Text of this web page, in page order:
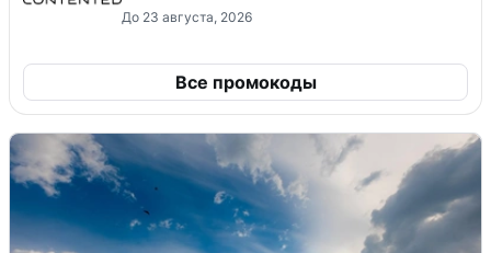
До 23 августа, 2026
Все промокоды